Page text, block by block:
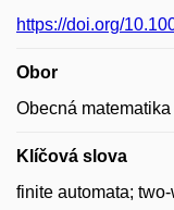
https://doi.org/
Obor
Obecná matematika
Klíčová slova
finite automata;